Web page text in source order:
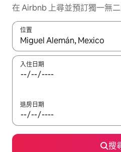
在 Airbnb 上尋並預訂獨一無
位置
如有搜尋結果，瀏覽內容時請使
入住日期
退房日期
搜